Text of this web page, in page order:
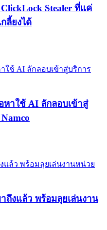
Stealer ที่แค่
ลี้ยงได้
าใช้ AI ลักลอบเข้าสู่
ถึงแล้ว พร้อมลุยเล่นงาน